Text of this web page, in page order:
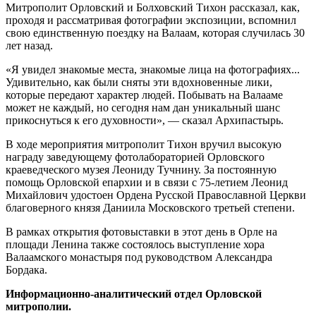
Митрополит Орловский и Болховский Тихон рассказал, как,
проходя и рассматривая фотографии экспозиции, вспомнил
свою единственную поездку на Валаам, которая случилась 30
лет назад.
«Я увидел знакомые места, знакомые лица на фотографиях...
Удивительно, как были сняты эти вдохновенные лики,
которые передают характер людей. Побывать на Валааме
может не каждый, но сегодня нам дан уникальный шанс
прикоснуться к его духовности», — сказал Архипастырь.
В ходе мероприятия митрополит Тихон вручил высокую
награду заведующему фотолабораторией Орловского
краеведческого музея Леониду Тучнину. За постоянную
помощь Орловской епархии и в связи с 75-летием Леонид
Михайлович удостоен Ордена Русской Православной Церкви
благоверного князя Даниила Московского третьей степени.
В рамках открытия фотовыставки в этот день в Орле на
площади Ленина также состоялось выступление хора
Валаамского монастыря под руководством Александра
Бордака.
Информационно-аналитический отдел Орловской
митрополии.